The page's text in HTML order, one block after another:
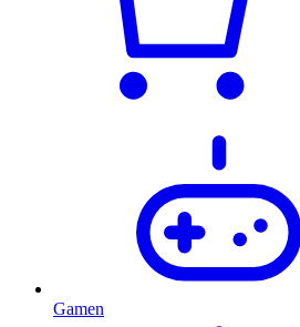
Gamen